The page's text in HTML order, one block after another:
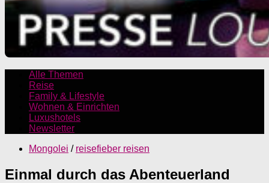
Alle Themen
Reise
Family & Lifestyle
Wohnen & Einrichten
Luxushotels
Newsletter
Mongolei / reisefieber reisen
Einmal durch das Abenteuerland